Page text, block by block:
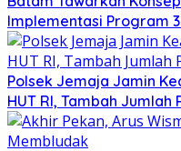
Implementasi Program
Polsek Jemaja Jamin
HUT RI, Tambah